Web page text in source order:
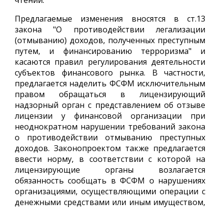
Предлагаемые изменения вносятся в ст.13
закона "О противодействии легализации
(отмыванию) доходов, полученных преступным
путем, и финансированию терроризма" и
касаются правил регулирования деятельности
субъектов финансового рынка. В частности,
предлагается наделить ФСФМ исключительным
правом обращаться в лицензирующий
надзорный орган с представлением об отзыве
лицензии у финансовой организации при
неоднократном нарушении требований закона
о противодействии отмыванию преступных
доходов. Законопроектом также предлагается
ввести норму, в соответствии с которой на
лицензирующие органы возлагается
обязанность сообщать в ФСФМ о нарушениях
организациями, осуществляющими операции с
денежными средствами или иным имуществом,